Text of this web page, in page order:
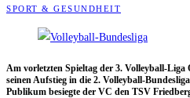
SPORT & GESUNDHEIT
Am vor­letz­ten Spiel­tag der 3. Vol­ley­ball-
sei­nen Auf­stieg in die 2. Vol­ley­ball-
Publi­kum besieg­te der VC den TSV